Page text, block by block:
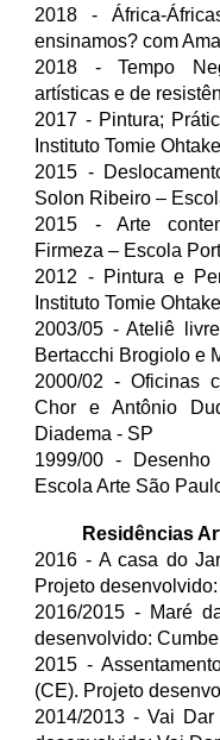
2018 - África-
ensinamos? com
2018 -Tempo
artísticas e de
2017 - Pintura;
Instituto Tomie
2015 -
Solon Ribeiro –
2015 - Arte
Firmeza – Escola
2012 - Pintura e
Instituto Tomie
2003/05 - Ateliê
Bertacchi Brogiolo e
2000/02 - Oficinas
Chor e Antônio
Diadema - SP
1999/00 -
Escola Arte São
Residências
2016 - A casa do
Projeto
2016/2015 - Maré
desenvolvido:
2015 -
(CE). Projeto
2014/2013 - Vai